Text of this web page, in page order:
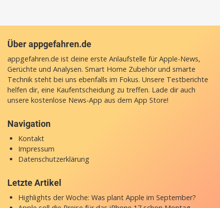
Über appgefahren.de
appgefahren.de ist deine erste Anlaufstelle für Apple-News,
Gerüchte und Analysen. Smart Home Zubehör und smarte
Technik steht bei uns ebenfalls im Fokus. Unsere Testberichte
helfen dir, eine Kaufentscheidung zu treffen. Lade dir auch
unsere kostenlose News-App aus dem App Store!
Navigation
Kontakt
Impressum
Datenschutzerklärung
Letzte Artikel
Highlights der Woche: Was plant Apple im September?